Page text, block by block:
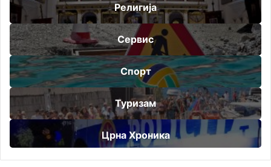
Религија
Сервис
Спорт
Туризам
Црна Хроника